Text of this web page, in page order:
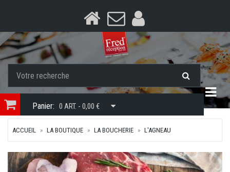
Panier: 0 ART. - 0,00 €
ACCUEIL LA BOUTIQUE LA BOUCHERIE L'AGNEAU